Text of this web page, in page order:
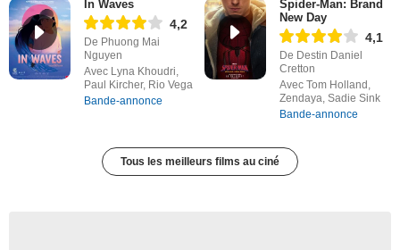
In Waves
4,2
De Phuong Mai
Nguyen
Avec Lyna Khoudri,
Paul Kircher, Rio Vega
Bande-annonce
Spider-Man: Brand
New Day
4,1
De Destin Daniel
Cretton
Avec Tom Holland,
Zendaya, Sadie Sink
Bande-annonce
Tous les meilleurs films au ciné